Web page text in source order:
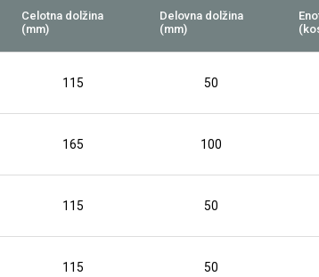
Celotna dolžina
(mm)
Delovna dolžina
(mm)
115 50
165 100
115 50
115 50